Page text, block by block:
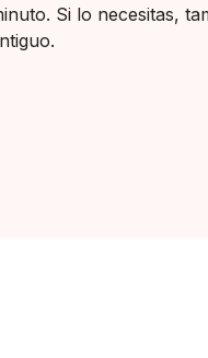
Si lo necesitas,